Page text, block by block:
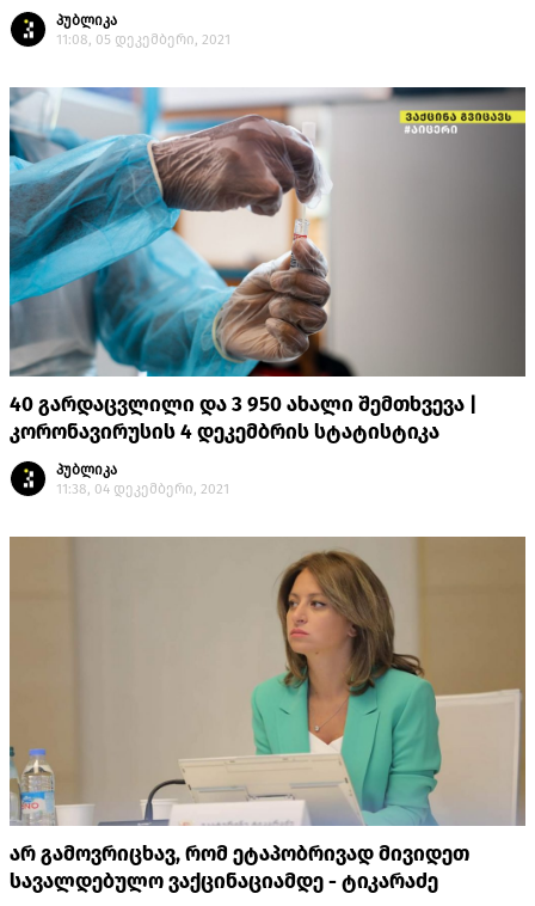
პუბლიკა
11:08, 05 დეკემბერი, 2021
40 გარდაცვლილი და 3 950 ახალი შემთხვევა |
კორონავირუსის 4 დეკემბრის სტატისტიკა
პუბლიკა
11:38, 04 დეკემბერი, 2021
არ გამოვრიცხავ, რომ ეტაპობრივად მივიდეთ
სავალდებულო ვაქცინაციამდე - ტიკარაძე